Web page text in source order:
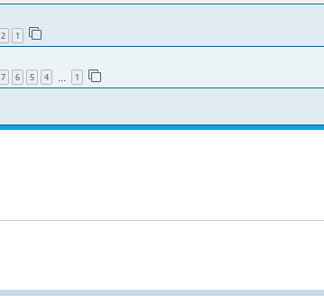
1
2
1
4
5
6
7